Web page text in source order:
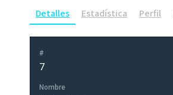
Detalles Estadística Perfil
#
7
Nombre